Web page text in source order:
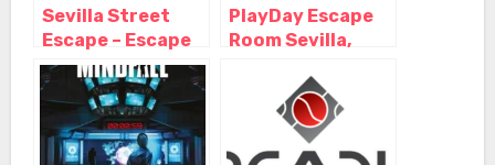
Sevilla Street
Escape – Escape
Room al aire libre
– Gymkana,
Sevilla –
Andalucía
PlayDay Escape
Room Sevilla,
Andalucia